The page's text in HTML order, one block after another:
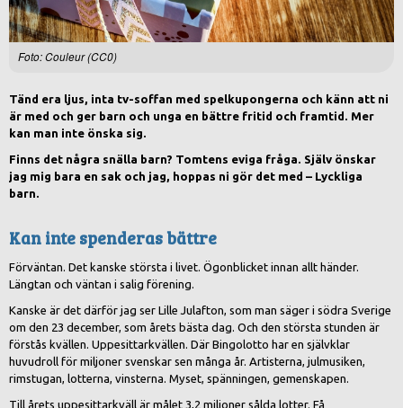
Foto: Couleur (CC0)
Tänd era ljus, inta tv-soffan med spelkupongerna och känn att ni
är med och ger barn och unga en bättre fritid och framtid. Mer
kan man inte önska sig.
Finns det några snälla barn? Tomtens eviga fråga. Själv önskar
jag mig bara en sak och jag, hoppas ni gör det med – Lyckliga
barn.
Kan inte spenderas bättre
Förväntan. Det kanske största i livet. Ögonblicket innan allt händer.
Längtan och väntan i salig förening.
Kanske är det därför jag ser Lille Julafton, som man säger i södra Sverige
om den 23 december, som årets bästa dag. Och den största stunden är
förstås kvällen. Uppesittarkvällen. Där Bingolotto har en självklar
huvudroll för miljoner svenskar sen många år. Artisterna, julmusiken,
rimstugan, lotterna, vinsterna. Myset, spänningen, gemenskapen.
Till årets uppesittarkväll är målet 3,2 miljoner sålda lotter. Få